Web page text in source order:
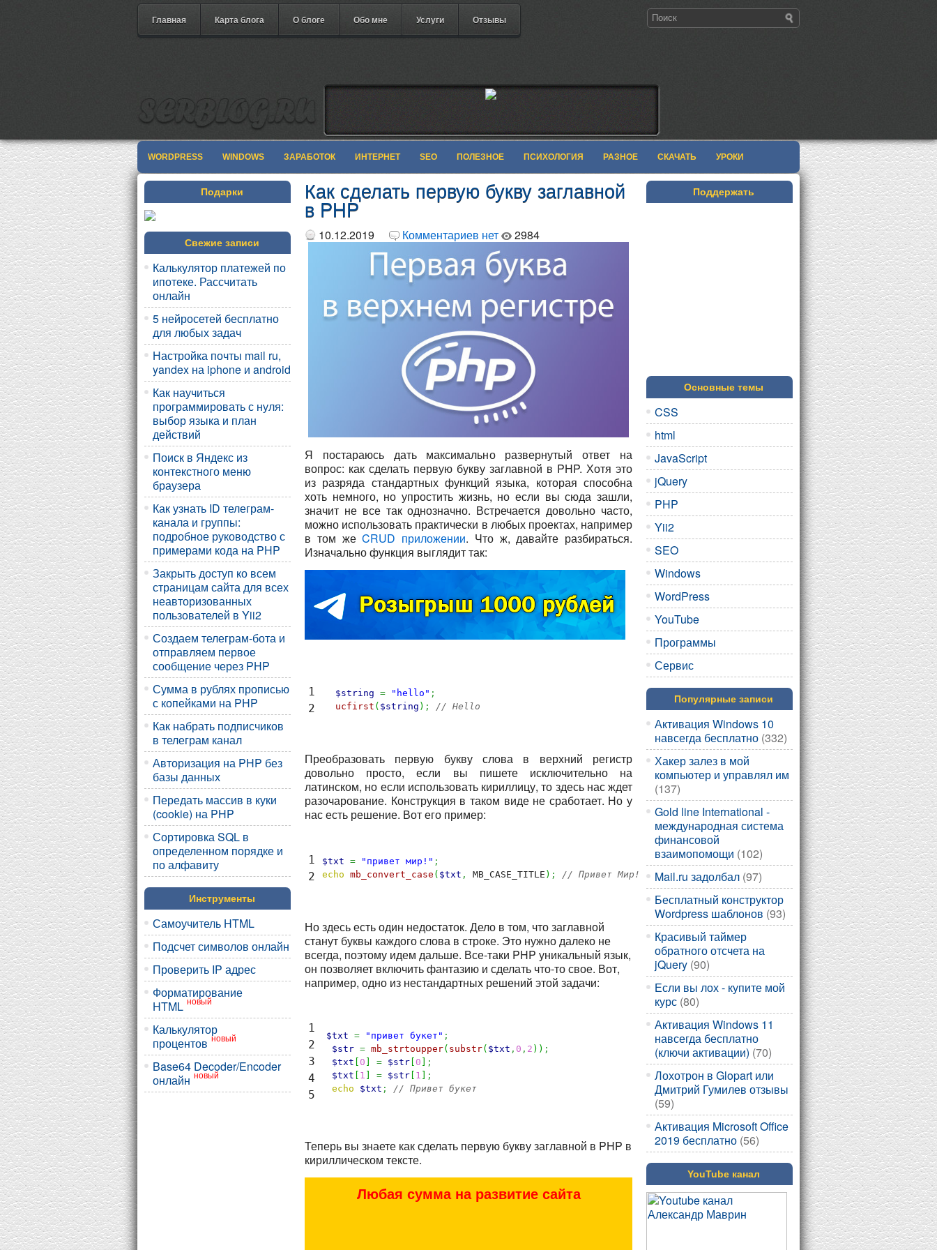
Главная Карта блога О блоге Обо мне Услуги Отзывы
WORDPRESS WINDOWS ЗАРАБОТОК ИНТЕРНЕТ SEO ПОЛЕЗНОЕ ПСИХОЛОГИЯ РАЗНОЕ СКАЧАТЬ УРОКИ
Подарки
Свежие записи
Калькулятор платежей по
ипотеке. Рассчитать
онлайн
5 нейросетей бесплатно
для любых задач
Настройка почты mail ru,
yandex на iphone и android
Как научиться
программировать с нуля:
выбор языка и план
действий
Поиск в Яндекс из
контекстного меню
браузера
Как узнать ID телеграм-
канала и группы:
подробное руководство с
примерами кода на PHP
Закрыть доступ ко всем
страницам сайта для всех
неавторизованных
пользователей в Yii2
Создаем телеграм-бота и
отправляем первое
сообщение через PHP
Сумма в рублях прописью
с копейками на PHP
Как набрать подписчиков
в телеграм канал
Авторизация на PHP без
базы данных
Передать массив в куки
(cookie) на PHP
Сортировка SQL в
определенном порядке и
по алфавиту
Инструменты
Самоучитель HTML
Подсчет символов онлайн
Проверить IP адрес
Форматирование
HTML новый
Калькулятор
процентов новый
Base64 Decoder/Encoder
онлайн новый
Как сделать первую букву заглавной
в PHP
10.12.2019 Комментариев нет 2984
Я постараюсь дать максимально развернутый ответ на
вопрос: как сделать первую букву заглавной в PHP. Хотя это
из разряда стандартных функций языка, которая способна
хоть немного, но упростить жизнь, но если вы сюда зашли,
значит не все так однозначно. Встречается довольно часто,
можно использовать практически в любых проектах, например
в том жеCRUD приложении. Что ж, давайте разбираться.
Изначально функция выглядит так:
1
$string = "hello" ;
ucfirst ( $string ) ; // Hello
Преобразовать первую букву слова в верхний регистр
довольно просто, если вы пишете исключительно на
латинском, но если использовать кириллицу, то здесь нас ждет
разочарование. Конструкция в таком виде не сработает. Но у
нас есть решение. Вот его пример:
1
$txt = "привет мир!" ;
echo mb_convert_case ( $txt , MB_CASE_TITLE ) ; // Привет Мир!
Но здесь есть один недостаток. Дело в том, что заглавной
станут буквы каждого слова в строке. Это нужно далеко не
всегда, поэтому идем дальше. Все-таки PHP уникальный язык,
он позволяет включить фантазию и сделать что-то свое. Вот,
например, одно из нестандартных решений этой задачи:
1
2
3
4
$txt = "привет букет" ;
$str = mb_strtoupper( substr( $txt , 0 , 2 ) ) ;
$txt
0 = $str 0
;
$txt
1 = $str 1
;
echo
$txt ; // Привет букет
Теперь вы знаете как сделать первую букву заглавной в PHP в
кириллическом тексте.
Любая сумма на развитие сайта
Поддержать
Основные темы
CSS
html
JavaScript
jQuery
PHP
Yii2
SEO
Windows
WordPress
YouTube
Программы
Сервис
Популярные записи
Активация Windows 10
навсегда бесплатно (332)
Хакер залез в мой
компьютер и управлял им
(137)
Gold line International -
международная система
финансовой
взаимопомощи (102)
Mail.ru задолбал (97)
Бесплатный конструктор
Wordpress шаблонов (93)
Красивый таймер
обратного отсчета на
jQuery (90)
Если вы лох - купите мой
курс (80)
Активация Windows 11
навсегда бесплатно
(ключи активации) (70)
Лохотрон в Glopart или
Дмитрий Гумилев отзывы
(59)
Активация Microsoft Office
2019 бесплатно (56)
YouTube канал